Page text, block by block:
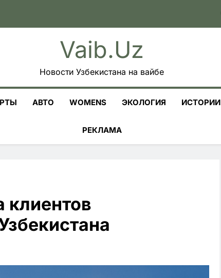
Vaib.uz
Новости Узбекистана на вайбе
АВТО WOMENS ЭКОЛОГИЯ ИСТОРИИ
РЕКЛАМА
клиентов